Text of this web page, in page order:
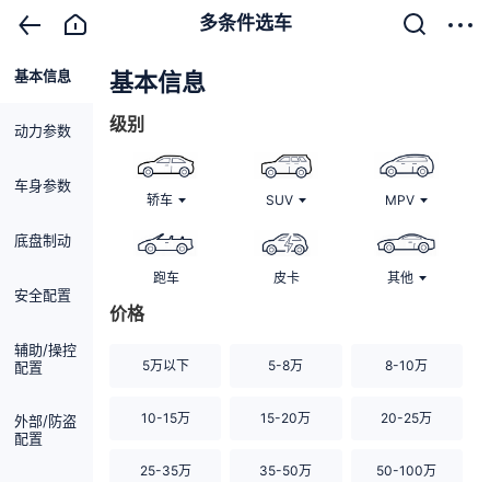
多条件选车
基本信息
动力参数
车身参数
底盘制动
安全配置
辅助/操控
配置
外部/防盗
配置
基本信息
级别
轿车 SUV MPV
跑车 皮卡 其他
价格
5万以下 5-8万 8-10万
10-15万 15-20万 20-25万
25-35万 35-50万 50-100万